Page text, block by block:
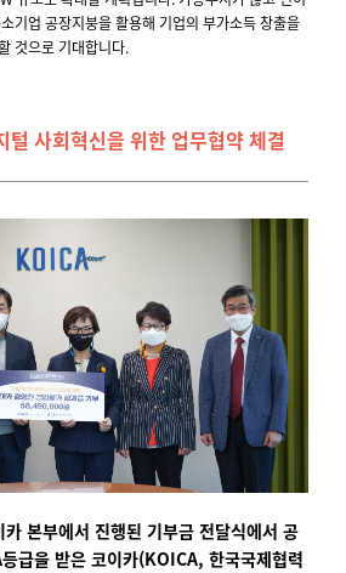
기업 공장지붕을 활용해 기업의 부가소득 창출을
것으로 기대합니다.
털 사회혁신을 위한 업무협약 체결
본부에서 진행된 기부금 전달식에서 공
급을 받은 코이카(KOICA, 한국국제협력